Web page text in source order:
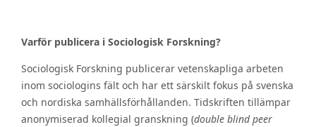
Varför publicera i Sociologisk Forskning?
Sociologisk Forskning publicerar vetenskapliga arbeten
inom sociologins fält och har ett särskilt fokus på svenska
och nordiska samhällsförhållanden. Tidskriften tillämpar
anonymiserad kollegial granskning (double blind peer